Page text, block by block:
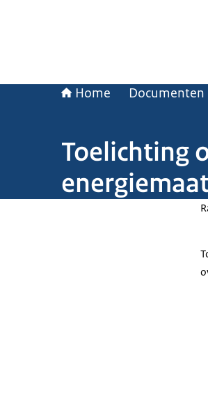
Home Documenten
Toelichting